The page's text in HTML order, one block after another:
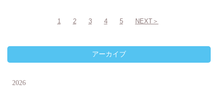
1 2 3 4 5 NEXT＞
アーカイブ
2026